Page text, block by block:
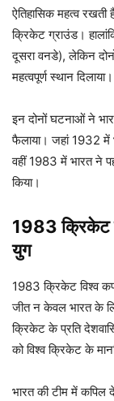
ऐतिहासिक महत्व
क्रिकेट ग्राउंड।
दूसरा वनडे), लेकिन
महत्वपूर्ण स्थान दिलाया।
इन दोनों घटनाओं ने
फैलाया। जहां 1932
वहीं 1983 में भारत ने
किया।
1983 क्रिकेट
युग
1983 क्रिकेट विश्व
जीत न केवल भारत के
क्रिकेट के प्रति
को विश्व क्रिकेट के
भारत की टीम में कपिल